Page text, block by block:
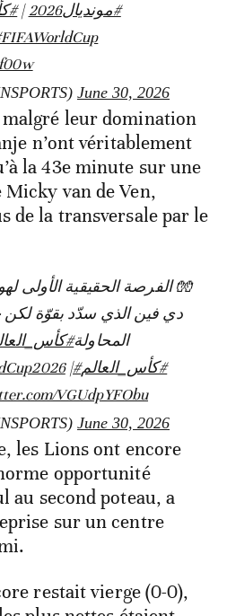
#مونديال2026
|
June 30, 2026
leur domination
n’ont véritablement
la 43e minute sur une
van de Ven,
de la transversale par le
🧤 الفرصة الحقيقية الأولى
دي فين الذي سدّد بقوّة لكن
المحاولة
#كأس_العالم#beINWC26
|
VGUdpYFObu
June 30, 2026
les Lions ont encore
opportunité
au second poteau, a
sur un centre
restait vierge (0-0),